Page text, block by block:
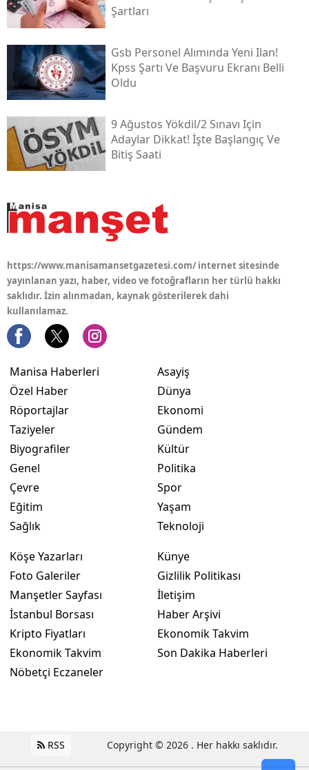
Şartları
Gsb Personel Alımında Yeni Ilan!
Kpss Şartı Ve Başvuru Ekranı Belli
Oldu
9 Ağustos Yökdi̇l/2 Sınavı Için
Adaylar Dikkat! İşte Başlangıç Ve
Bitiş Saati
https://www.manisamansetgazetesi.com/ internet sitesinde
yayınlanan yazı, haber, video ve fotoğrafların her türlü hakkı
saklıdır. İzin alınmadan, kaynak gösterilerek dahi
kullanılamaz.
Manisa Haberleri
Özel Haber
Röportajlar
Taziyeler
Biyografiler
Genel
Çevre
Eğitim
Sağlık
Asayiş
Dünya
Ekonomi
Gündem
Kültür
Politika
Spor
Yaşam
Teknoloji
Köşe Yazarları
Foto Galeriler
Manşetler Sayfası
İstanbul Borsası
Kripto Fiyatları
Ekonomik Takvim
Nöbetçi Eczaneler
Künye
Gizlilik Politikası
İletişim
Haber Arşivi
Ekonomik Takvim
Son Dakika Haberleri
RSS Copyright © 2026 . Her hakkı saklıdır.